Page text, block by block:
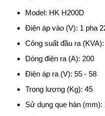
Model: HK H200D
Điện áp vào (V): 1 pha
Công suất đầu ra
Dòng điện ra (A): 200
Điện áp ra (V): 55 - 58
Trọng lượng (Kg): 45
Sử dụng que hàn (mm):